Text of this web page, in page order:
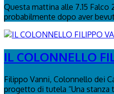
Questa mattina alle 7.15
probabilmente dopo aver
IL COLONNELLO
Filippo Vanni, Colonnello dei
progetto di tutela “Una stanza